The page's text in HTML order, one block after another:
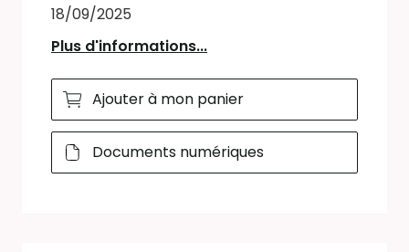
18/09/2025
Plus d'informations...
Ajouter à mon panier
Documents numériques